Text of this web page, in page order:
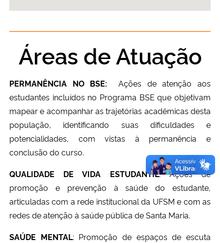
Áreas de Atuação
PERMANÊNCIA NO BSE:Ações de atenção aos
estudantes incluídos no Programa BSE que objetivam
mapear e acompanhar as trajetórias acadêmicas desta
população, identificando suas dificuldades e
potencialidades, com vistas à permanência e
conclusão do curso.
QUALIDADE DE VIDA ESTUDANTIL:Ações de
promoção e prevenção à saúde do estudante,
articuladas com a rede institucional da UFSM e com as
redes de atenção à saúde pública de Santa Maria.
SAÚDE MENTAL: Promoção de espaços de escuta